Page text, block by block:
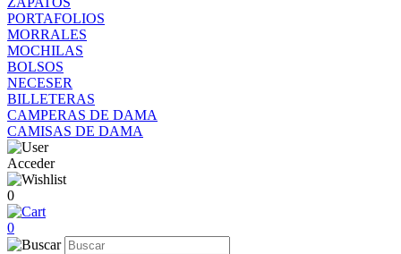
PORTAFOLIOS
MORRALES
MOCHILAS
BOLSOS
NECESER
BILLETERAS
CAMPERAS DE DAMA
CAMISAS DE DAMA
Acceder
0
0